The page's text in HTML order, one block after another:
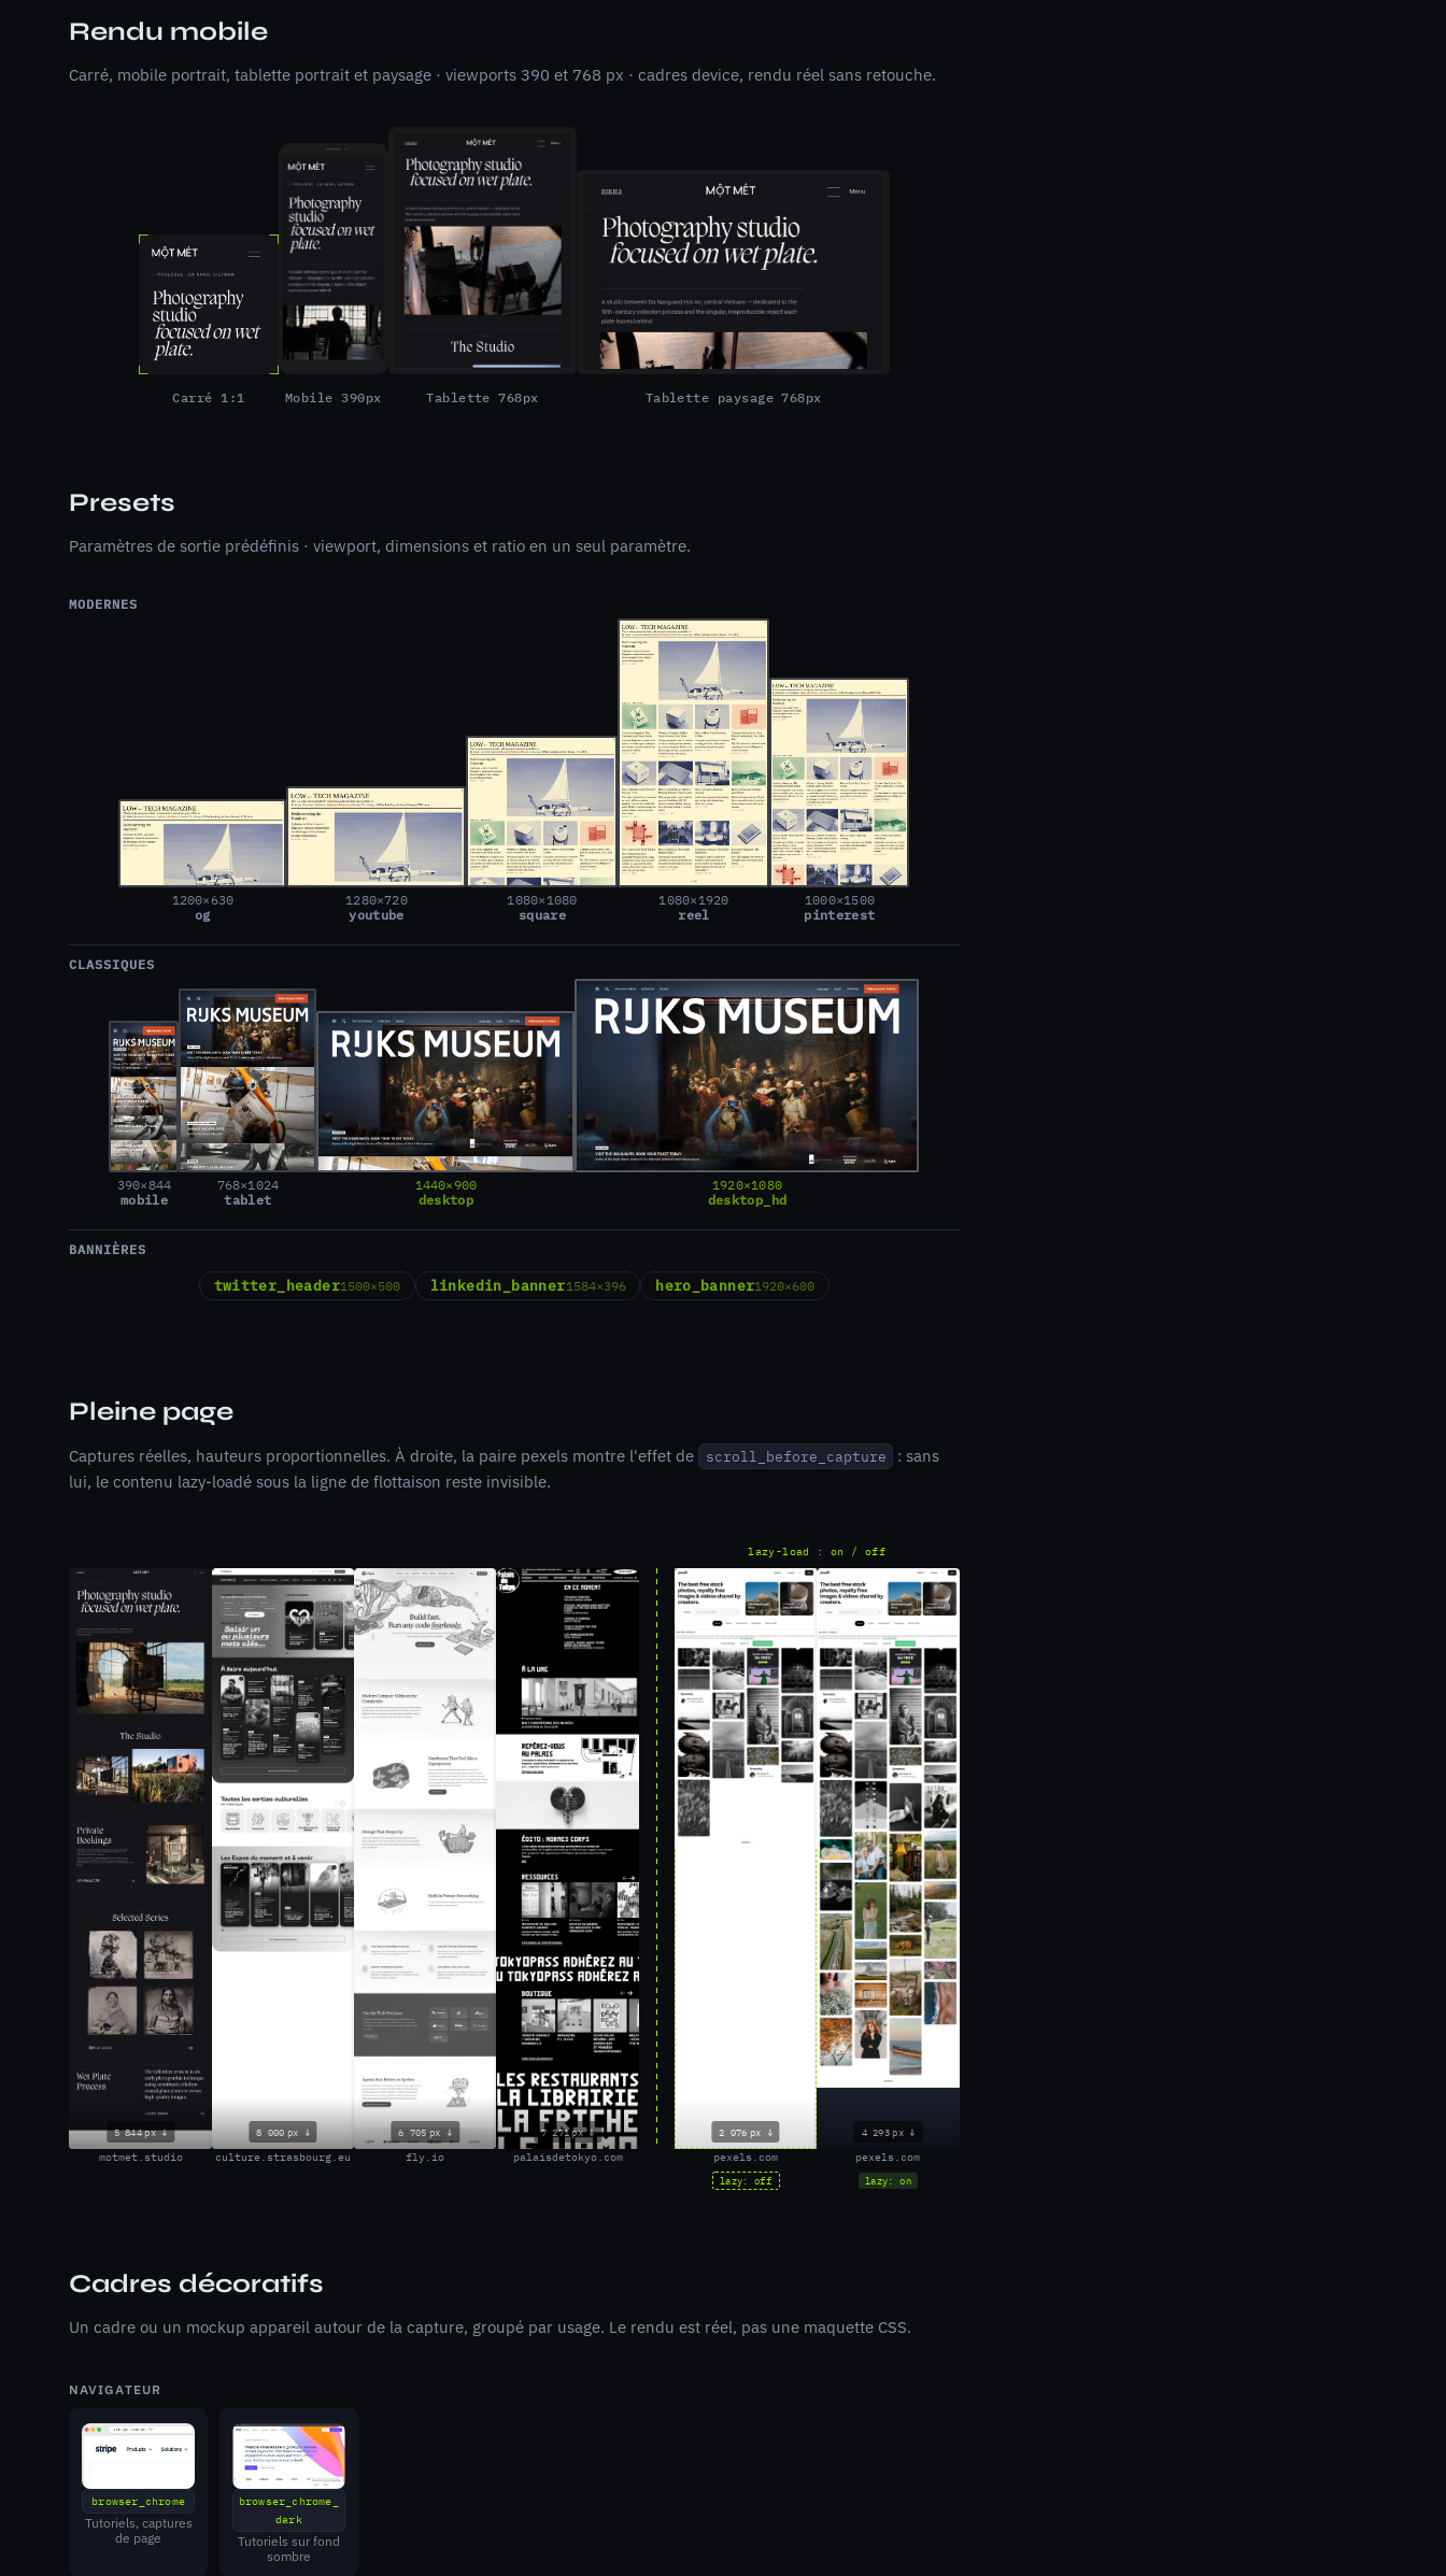
Rendu mobile
Carré, mobile portrait, tablette portrait et paysage · viewports 390 et 768 px · cadres device, rendu réel sans retouche.
Carré 1:1 Mobile 390px Tablette 768px Tablette paysage 768px
Presets
Paramètres de sortie prédéfinis · viewport, dimensions et ratio en un seul paramètre.
MODERNES
1200×630
og
1280×720
youtube
1080×1080
square
1080×1920
reel
1000×1500
pinterest
CLASSIQUES
390×844
mobile
768×1024
tablet
1440×900
desktop
1920×1080
desktop_hd
BANNIÈRES
twitter_header1500×500 linkedin_banner1584×396 hero_banner1920×600
Pleine page
Captures réelles, hauteurs proportionnelles. À droite, la paire pexels montre l'effet de scroll_before_capture
: sans
lui, le contenu lazy-loadé sous la ligne de flottaison reste invisible.
5 844 px
motmet.studio
8 000 px
culture.strasbourg.eu
6 705 px
fly.io
7 271 px
palaisdetokyo.com
lazy-load : on / off
2 076 px
pexels.com
lazy: off
4 293 px
pexels.com
lazy: on
Cadres décoratifs
Un cadre ou un mockup appareil autour de la capture, groupé par usage. Le rendu est réel, pas une maquette CSS.
NAVIGATEUR
browser_chrome
Tutoriels, captures
de page
browser_chrome_
dark
Tutoriels sur fond
sombre